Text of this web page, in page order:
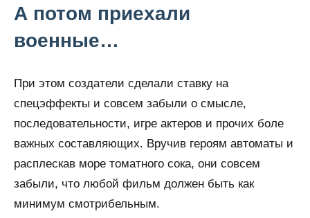
А потом приехали
военные…
При этом создатели сделали ставку на
спецэффекты и совсем забыли о смысле,
последовательности, игре актеров и прочих боле
важных составляющих. Вручив героям автоматы и
расплескав море томатного сока, они совсем
забыли, что любой фильм должен быть как
минимум смотрибельным.